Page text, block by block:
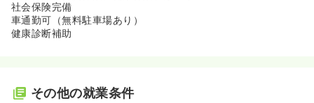
社会保険完備
車通勤可（無料駐車場あり）
健康診断補助
その他の就業条件